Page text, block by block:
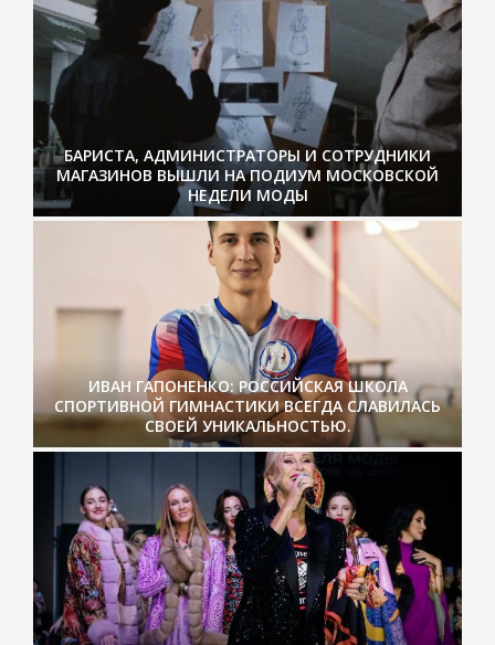
БАРИСТА, АДМИНИСТРАТОРЫ И СОТРУДНИКИ
МАГАЗИНОВ ВЫШЛИ НА ПОДИУМ МОСКОВСКОЙ
НЕДЕЛИ МОДЫ
ИВАН ГАПОНЕНКО: РОССИЙСКАЯ ШКОЛА
СПОРТИВНОЙ ГИМНАСТИКИ ВСЕГДА СЛАВИЛАСЬ
СВОЕЙ УНИКАЛЬНОСТЬЮ.